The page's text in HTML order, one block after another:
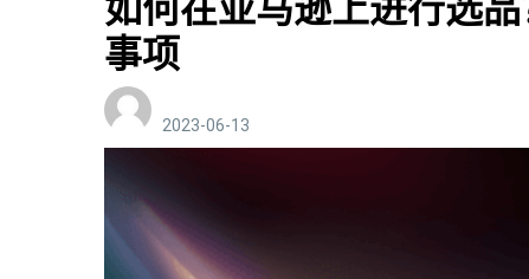
如何在亚马逊上进行选
事项
2023-06-13